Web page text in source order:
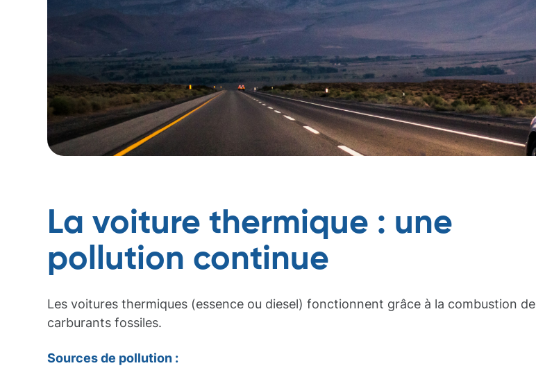
La voiture thermique : une
pollution continue
Les voitures thermiques (essence ou diesel) fonctionnent grâce à la combustion de
carburants fossiles.
Sources de pollution :